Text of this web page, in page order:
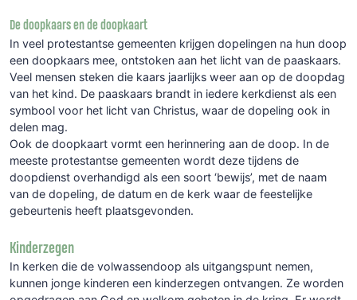
De doopkaars en de doopkaart
In veel protestantse gemeenten krijgen dopelingen na hun doop
een doopkaars mee, ontstoken aan het licht van de paaskaars.
Veel mensen steken die kaars jaarlijks weer aan op de doopdag
van het kind. De paaskaars brandt in iedere kerkdienst als een
symbool voor het licht van Christus, waar de dopeling ook in
delen mag.
Ook de doopkaart vormt een herinnering aan de doop. In de
meeste protestantse gemeenten wordt deze tijdens de
doopdienst overhandigd als een soort ‘bewijs’, met de naam
van de dopeling, de datum en de kerk waar de feestelijke
gebeurtenis heeft plaatsgevonden.
Kinderzegen
In kerken die de volwassendoop als uitgangspunt nemen,
kunnen jonge kinderen een kinderzegen ontvangen. Ze worden